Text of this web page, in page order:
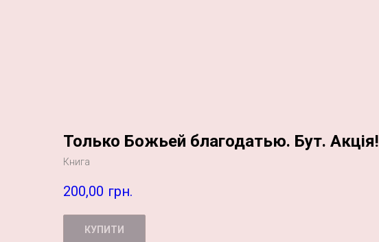
Только Божьей благодатью. Бут. Акція!
Книга
200,00 грн.
КУПИТИ